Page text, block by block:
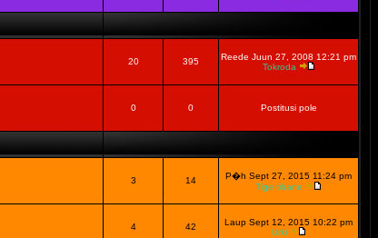
20 395
Reede Juun 27, 2008 12:21 pm
Tokroda
0 0 Postitusi pole
3 14
P�h Sept 27, 2015 11:24 pm
Tige tihane
4 42
Laup Sept 12, 2015 10:22 pm
Urki